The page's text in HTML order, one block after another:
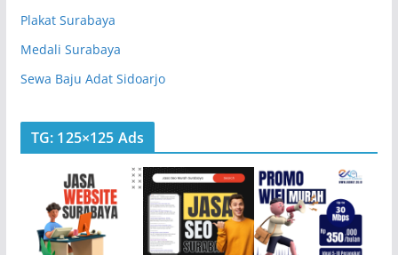
Plakat Surabaya
Medali Surabaya
Sewa Baju Adat Sidoarjo
TG: 125×125 Ads